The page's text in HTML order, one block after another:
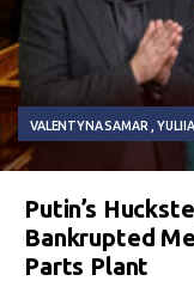
VALENTYNA SAMAR
Putin’s
Bankrupted
Parts Plant